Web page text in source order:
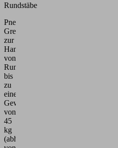
Rundstäbe
Pneumatischer
Greifer
zur
Handhabung
von
Rundstäben
bis
zu
einem
Gewicht
von
45
kg
(abhängig